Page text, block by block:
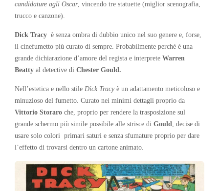
candidature agli Oscar, vincendo tre statuette (miglior scenografia,
trucco e canzone).
Dick Tracy è senza ombra di dubbio unico nel suo genere e, forse,
il cinefumetto più curato di sempre. Probabilmente perché è una
grande dichiarazione d’amore del regista e interprete Warren
Beatty al detective di Chester Gould.
Nell’estetica e nello stile Dick Tracyè un adattamento meticoloso e
minuzioso del fumetto. Curato nei minimi dettagli proprio da
Vittorio Storaro che, proprio per rendere la trasposizione sul
grande schermo più simile possibile alle strisce di Gould, decise di
usare solo colori primari saturi e senza sfumature proprio per dare
l’effetto di trovarsi dentro un cartone animato.